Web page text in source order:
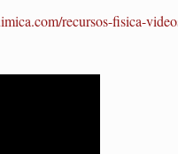
recursos-fisica-